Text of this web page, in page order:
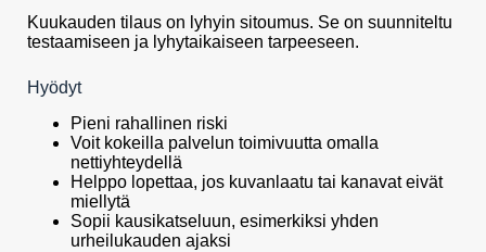
Kuukauden tilaus on lyhyin sitoumus. Se on suunniteltu
testaamiseen ja lyhytaikaiseen tarpeeseen.
Hyödyt
Pieni rahallinen riski
Voit kokeilla palvelun toimivuutta omalla
nettiyhteydellä
Helppo lopettaa, jos kuvanlaatu tai kanavat eivät
miellytä
Sopii kausikatseluun, esimerkiksi yhden
urheilukauden ajaksi